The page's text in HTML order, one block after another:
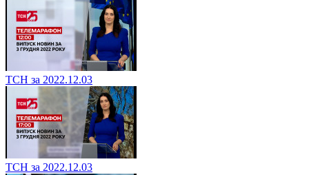
ТСН за 2022.12.03
ТСН за 2022.12.03